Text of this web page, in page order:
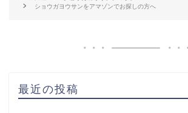
ショウガヨウサンをアマゾンでお探しの方へ
最近の投稿